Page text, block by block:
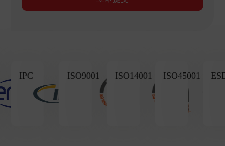
IPC ISO9001 ISO14001 ISO45001